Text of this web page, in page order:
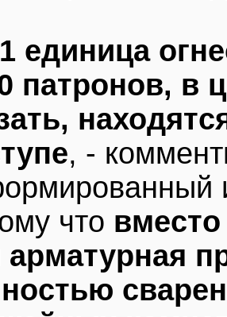
единица
патронов, в
, -
что
арматурная